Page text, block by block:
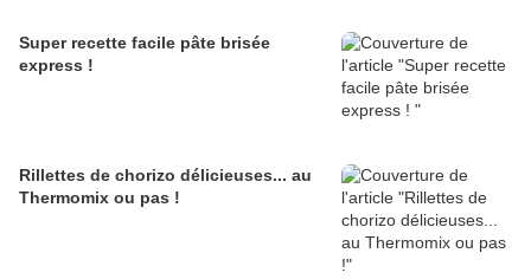
Super recette facile pâte brisée
express !
Rillettes de chorizo délicieuses... au
Thermomix ou pas !